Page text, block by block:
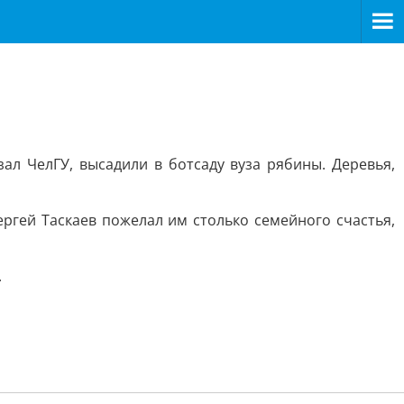
ЧелГУ, высадили в ботсаду вуза рябины. Деревья,
Таскаев пожелал им столько семейного счастья,